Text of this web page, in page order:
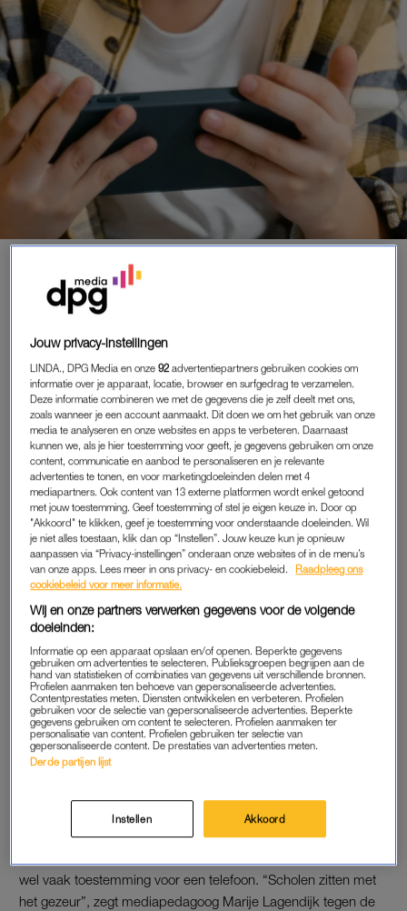
ONLINE GEDRAG VAN
BASISSCHOOLKINDEREN BUITEN
ONRUST IN DE KLAS
26-10-2024 | MIRJAM RASMUSSENS
Sinds dit schooljaar zijn smartphones verboden op de
basisschool, maar ze blijven een bron van problemen,
zo blijkt uit onderzoek vanRTL Nieuws . Scholen
signaleren pestgedrag, het versturen van ongepaste
berichten en inbreuken op elkaars privacy.
Hoewel dit vaak buiten het zicht van de school plaatsvindt,
zorgt het voor onrust in de klas.
ONRUST
Nederlandse basisscholen. Van de 400 scholen die
reageerden, gaven bijna alle scholen (93 procent) aan dat het
online gedrag van kinderen zorgt voor onrust op school. In de
meeste gevallen (83 procent) ging het om online pestgedrag,
maar ook het delen van ongepaste berichten en elkaars
privacy schenden, bijvoorbeeld door het delen van foto’s,
Vanaf dit schooljaar zijn mobiele telefoons en andere digitale
wel vaak toestemming voor een telefoon. “Scholen zitten met
het gezeur”, zegt mediapedagoog Marije Lagendijk tegen de
Jouw privacy-instellingen
LINDA., DPG Media en onze92 advertentiepartners gebruiken cookies om
informatie over je apparaat, locatie, browser en surfgedrag te verzamelen.
Deze informatie combineren we met de gegevens die je zelf deelt met ons,
zoals wanneer je een account aanmaakt. Dit doen we om het gebruik van onze
media te analyseren en onze websites en apps te verbeteren. Daarnaast
kunnen we, als je hier toestemming voor geeft, je gegevens gebruiken om onze
content, communicatie en aanbod te personaliseren en je relevante
advertenties te tonen, en voor marketingdoeleinden delen met 4
mediapartners. Ook content van 13 externe platformen wordt enkel getoond
met jouw toestemming. Geef toestemming of stel je eigen keuze in. Door op
"Akkoord" te klikken, geef je toestemming voor onderstaande doeleinden. Wil
je niet alles toestaan, klik dan op “Instellen”. Jouw keuze kun je opnieuw
aanpassen via “Privacy-instellingen” onderaan onze websites of in de menu’s
van onze apps. Lees meer in ons privacy- en cookiebeleid.
Raadpleeg ons
cookiebeleid voor meer informatie.
Wij en onze partners verwerken gegevens voor de volgende
doeleinden:
Informatie op een apparaat opslaan en/of openen. Beperkte gegevens
gebruiken om advertenties te selecteren. Publieksgroepen begrijpen aan de
hand van statistieken of combinaties van gegevens uit verschillende bronnen.
Profielen aanmaken ten behoeve van gepersonaliseerde advertenties.
Contentprestaties meten. Diensten ontwikkelen en verbeteren. Profielen
gebruiken voor de selectie van gepersonaliseerde advertenties. Beperkte
gegevens gebruiken om content te selecteren. Profielen aanmaken ter
personalisatie van content. Profielen gebruiken ter selectie van
gepersonaliseerde content. De prestaties van advertenties meten.
Derde partijen lijst
Instellen Akkoord